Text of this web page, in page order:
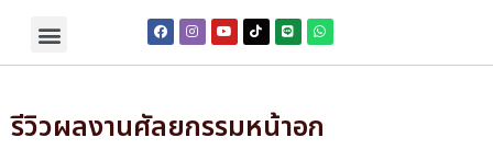
รีวิวผลงานศัลยกรรมหน้าอก